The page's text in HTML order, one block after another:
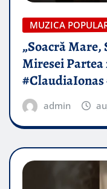
MUZICA
„Soacră Mare,
Miresei Partea
admin